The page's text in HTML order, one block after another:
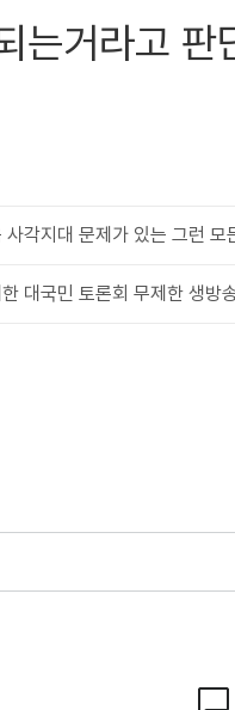
는거라고
각지대 문제가 있는 그런
대국민 토론회 무제한 생